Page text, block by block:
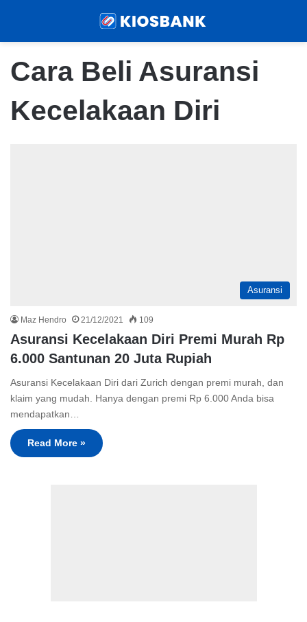
Cara Beli Asuransi
Kecelakaan Diri
Asuransi
Maz Hendro 21/12/2021 109
Asuransi Kecelakaan Diri Premi Murah Rp
6.000 Santunan 20 Juta Rupiah
Asuransi Kecelakaan Diri dari Zurich dengan premi murah, dan
klaim yang mudah. Hanya dengan premi Rp 6.000 Anda bisa
mendapatkan…
Read More »